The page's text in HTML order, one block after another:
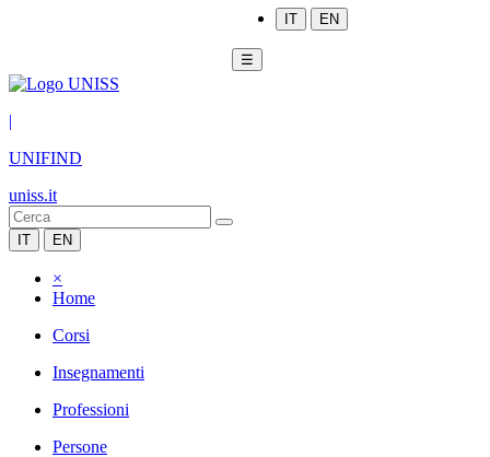
IT EN
☰
|
UNIFIND
uniss.it
IT EN
×
Home
Corsi
Insegnamenti
Professioni
Persone